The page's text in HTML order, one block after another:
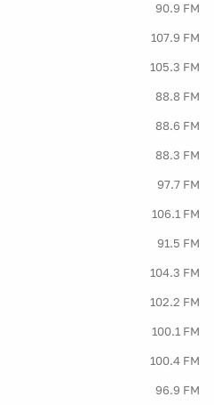
90.9 FM
107.9 FM
105.3 FM
88.8 FM
88.6 FM
88.3 FM
97.7 FM
106.1 FM
91.5 FM
104.3 FM
102.2 FM
100.1 FM
100.4 FM
96.9 FM